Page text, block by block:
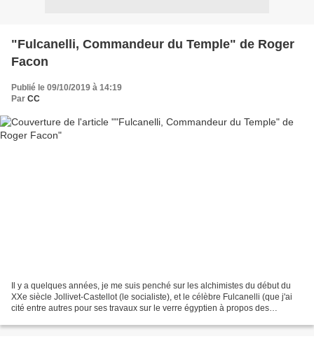
"Fulcanelli, Commandeur du Temple" de Roger
Facon
Publié le 09/10/2019 à 14:19
Par CC
Il y a quelques années, je me suis penché sur les alchimistes du début du
XXe siècle Jollivet-Castellot (le socialiste), et le célèbre Fulcanelli (que j'ai
cité entre autres pour ses travaux sur le verre égyptien à propos des